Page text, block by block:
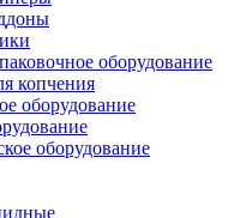
оборудование
копчения
оборудование
оборудование